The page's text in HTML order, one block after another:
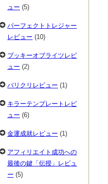
ュー (5)
パーフェクトトレジャー
レビュー (10)
ブッキーオブライツレビ
ュー (2)
バリクリレビュー (1)
キラーテンプレートレビ
ュー (6)
金運成就レビュー (1)
アフィリエイト成功への
最後の鍵「伝授」レビュ
ー (5)